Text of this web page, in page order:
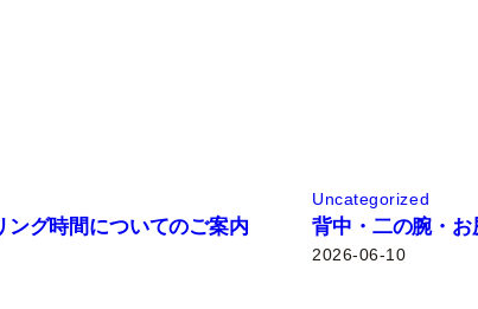
ング時間についてのご案内
Uncategorized
背中・二の腕・
2026-06-10